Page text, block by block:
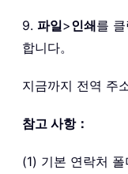
9. 파일>인쇄를
합니다。
지금까지 전역 주
참고 사항：
(1) 기본 연락처